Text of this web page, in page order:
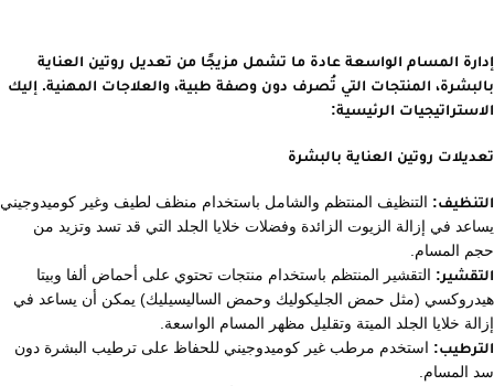
إدارة المسام الواسعة عادة ما تشمل مزيجًا من تعديل روتين العناية
بالبشرة، المنتجات التي تُصرف دون وصفة طبية، والعلاجات المهنية. إليك
الاستراتيجيات الرئيسية:
تعديلات روتين العناية بالبشرة
التنظيف: التنظيف المنتظم والشامل باستخدام منظف لطيف وغير كوميدوجيني
يساعد في إزالة الزيوت الزائدة وفضلات خلايا الجلد التي قد تسد وتزيد من
حجم المسام.
التقشير: التقشير المنتظم باستخدام منتجات تحتوي على أحماض ألفا وبيتا
هيدروكسي (مثل حمض الجليكوليك وحمض الساليسيليك) يمكن أن يساعد في
إزالة خلايا الجلد الميتة وتقليل مظهر المسام الواسعة.
الترطيب: استخدم مرطب غير كوميدوجيني للحفاظ على ترطيب البشرة دون
سد المسام.